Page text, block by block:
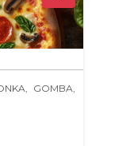
GOMBA,